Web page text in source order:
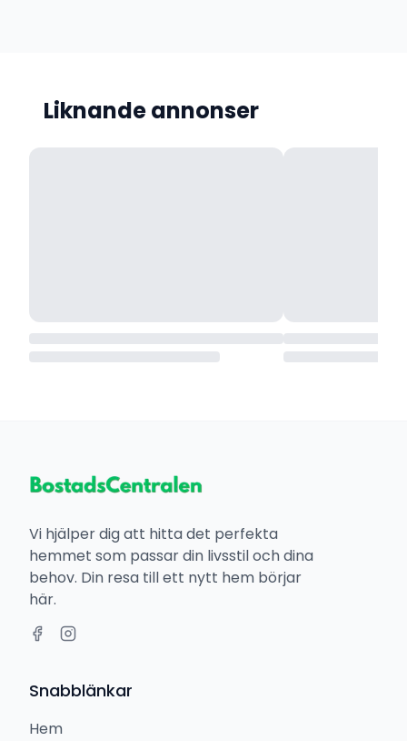
Liknande annonser
Vi hjälper dig att hitta det perfekta
hemmet som passar din livsstil och dina
behov. Din resa till ett nytt hem börjar
här.
Snabblänkar
Hem